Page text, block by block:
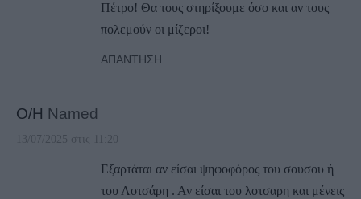
Πέτρο! Θα τους στηρίξουμε όσο και αν τους
πολεμούν οι μίζεροι!
ΑΠΆΝΤΗΣΗ
Ο/Η Named
13/07/2025 στις 11:20
Εξαρτάται αν είσαι ψηφοφόρος του σουσου ή
του Λοτσάρη . Αν είσαι του λοτσαρη και μένεις